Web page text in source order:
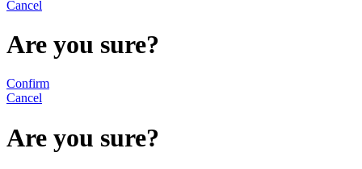
Cancel
Are you sure?
Confirm
Cancel
Are you sure?